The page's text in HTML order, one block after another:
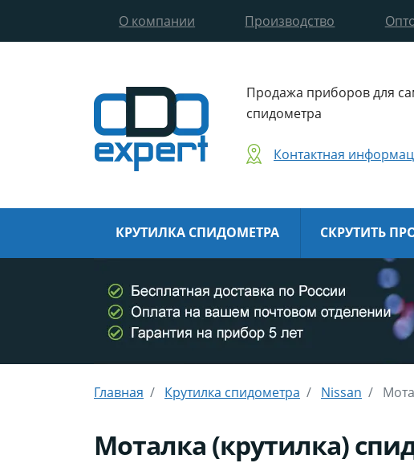
О компании Производство
Продажа приборов для
спидометра
Контактная
КРУТИЛКА СПИДОМЕТРА СКРУТИТЬ
Главная Крутилка спидометра Nissan
Моталка (крутилка)